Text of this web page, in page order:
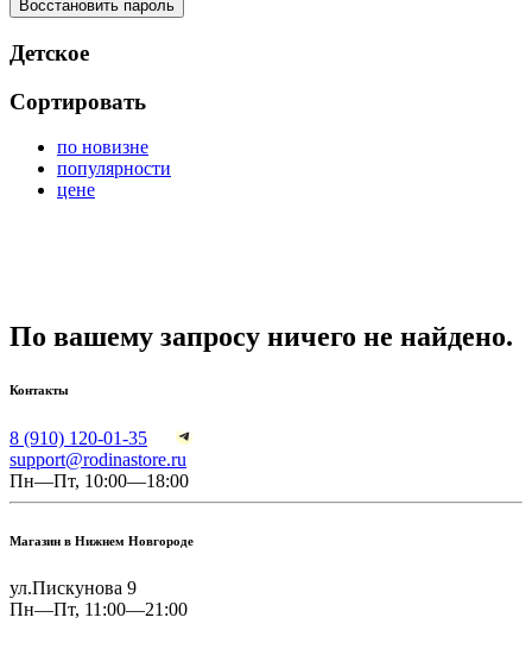
Восстановить пароль
Детское
Сортировать
по новизне
популярности
цене
По вашему запросу ничего не найдено.
Контакты
8 (910) 120-01-35
support@rodinastore.ru
Пн—Пт, 10:00—18:00
Магазин в Нижнем Новгороде
ул.Пискунова 9
Пн—Пт, 11:00—21:00